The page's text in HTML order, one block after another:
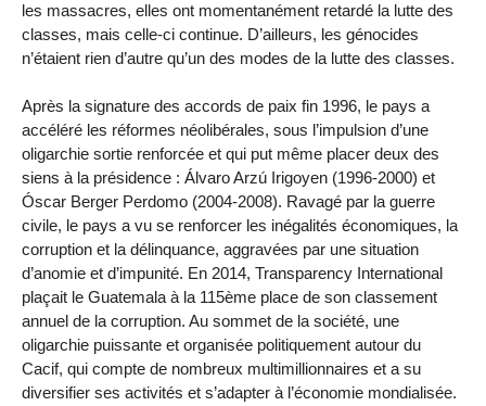
les massacres, elles ont momentanément retardé la lutte des
classes, mais celle-ci continue. D’ailleurs, les génocides
n’étaient rien d’autre qu’un des modes de la lutte des classes.
Après la signature des accords de paix fin 1996, le pays a
accéléré les réformes néolibérales, sous l’impulsion d’une
oligarchie sortie renforcée et qui put même placer deux des
siens à la présidence : Álvaro Arzú Irigoyen (1996-2000) et
Óscar Berger Perdomo (2004-2008). Ravagé par la guerre
civile, le pays a vu se renforcer les inégalités économiques, la
corruption et la délinquance, aggravées par une situation
d’anomie et d’impunité. En 2014, Transparency International
plaçait le Guatemala à la 115ème place de son classement
annuel de la corruption. Au sommet de la société, une
oligarchie puissante et organisée politiquement autour du
Cacif, qui compte de nombreux multimillionnaires et a su
diversifier ses activités et s’adapter à l’économie mondialisée.